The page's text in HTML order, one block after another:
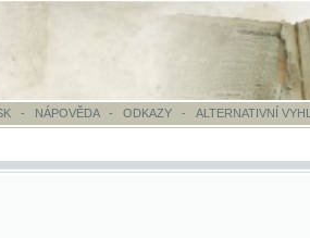
- ODKAZY - ALTERNATIVNÍ VYHLEDÁVÁNÍ- ENGLISH